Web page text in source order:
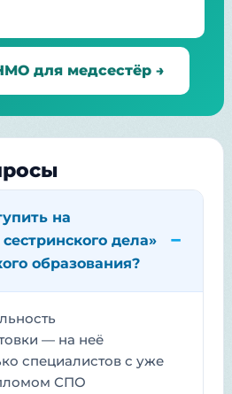
для медсестёр →
на
дела»
образования?
— на неё
специалистов с уже
СПО